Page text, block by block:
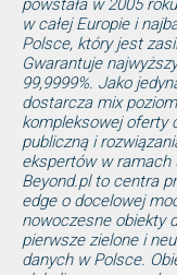
powstała w 2005
w całej Europie i
Polsce, który jest
Gwarantuje
99,9999%. Jako
dostarcza mix
kompleksowej oferty
publiczną i
ekspertów w ramach
Beyond.pl to centra
edge o docelowej
nowoczesne obiekty
pierwsze zielone i
danych w Polsce.